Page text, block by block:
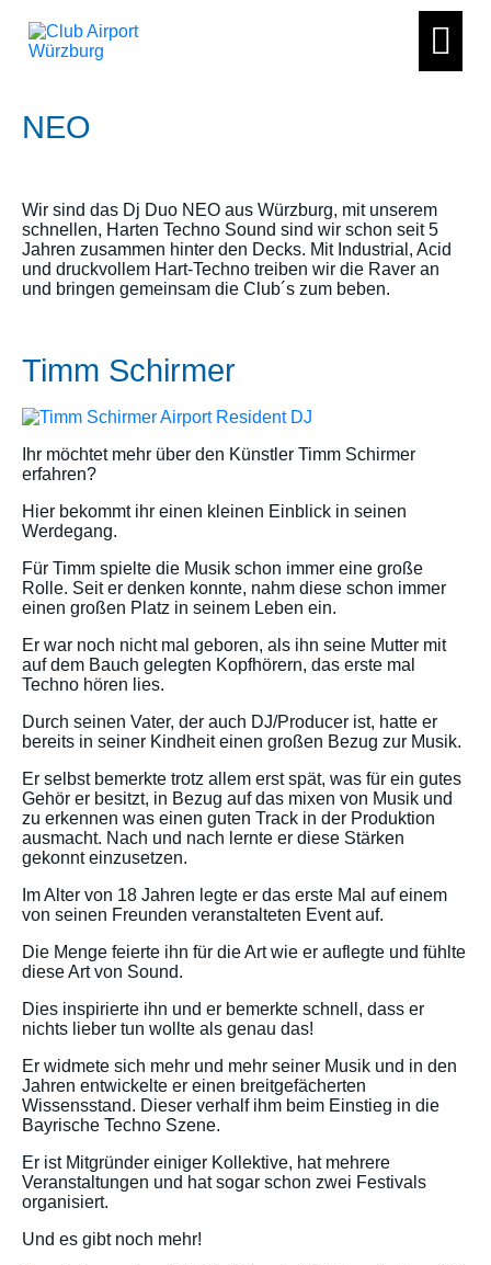
NEO
Wir sind das Dj Duo NEO aus Würzburg, mit unserem
schnellen, Harten Techno Sound sind wir schon seit 5
Jahren zusammen hinter den Decks. Mit Industrial, Acid
und druckvollem Hart-Techno treiben wir die Raver an
und bringen gemeinsam die Club´s zum beben.
Timm Schirmer
Ihr möchtet mehr über den Künstler Timm Schirmer
erfahren?
Hier bekommt ihr einen kleinen Einblick in seinen
Werdegang.
Für Timm spielte die Musik schon immer eine große
Rolle. Seit er denken konnte, nahm diese schon immer
einen großen Platz in seinem Leben ein.
Er war noch nicht mal geboren, als ihn seine Mutter mit
auf dem Bauch gelegten Kopfhörern, das erste mal
Techno hören lies.
Durch seinen Vater, der auch DJ/Producer ist, hatte er
bereits in seiner Kindheit einen großen Bezug zur Musik.
Er selbst bemerkte trotz allem erst spät, was für ein gutes
Gehör er besitzt, in Bezug auf das mixen von Musik und
zu erkennen was einen guten Track in der Produktion
ausmacht. Nach und nach lernte er diese Stärken
gekonnt einzusetzen.
Im Alter von 18 Jahren legte er das erste Mal auf einem
von seinen Freunden veranstalteten Event auf.
Die Menge feierte ihn für die Art wie er auflegte und fühlte
diese Art von Sound.
Dies inspirierte ihn und er bemerkte schnell, dass er
nichts lieber tun wollte als genau das!
Er widmete sich mehr und mehr seiner Musik und in den
Jahren entwickelte er einen breitgefächerten
Wissensstand. Dieser verhalf ihm beim Einstieg in die
Bayrische Techno Szene.
Er ist Mitgründer einiger Kollektive, hat mehrere
Veranstaltungen und hat sogar schon zwei Festivals
organisiert.
Und es gibt noch mehr!